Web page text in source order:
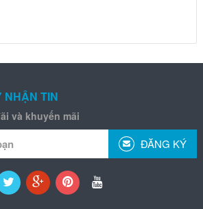
NHẬN TIN
và khuyến mãi
ĐĂNG KÝ